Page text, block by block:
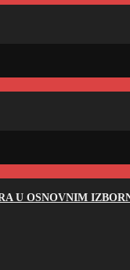
U OSNOVNIM